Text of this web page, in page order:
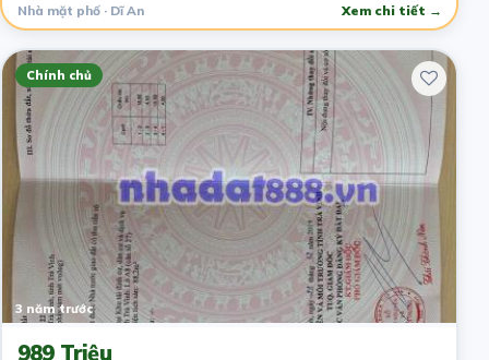
Nhà mặt phố · Dĩ An Xem chi tiết →
Chính chủ
3 năm trước
989 Triệu